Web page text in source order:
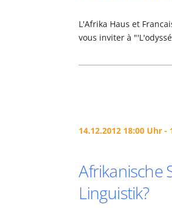
L'Afrika Haus et
vous inviter à
14.12.2012 18:00 Uhr -
Afrikanische
Linguistik?